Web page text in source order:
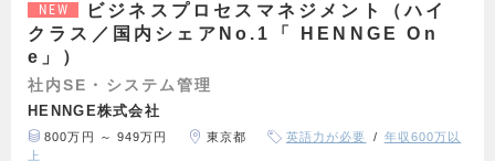
NEW
ビジネスプロセスマネジメント（ハイ
クラス／国内シェアNo.1「 HENNGE On
e」）
社内SE・システム管理
HENNGE株式会社
800万円 ～ 949万円 東京都 英語力が必要
年収600万以
上